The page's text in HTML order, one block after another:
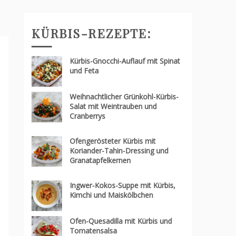
KÜRBIS-REZEPTE:
Kürbis-Gnocchi-Auflauf mit Spinat
und Feta
Weihnachtlicher Grünkohl-Kürbis-
Salat mit Weintrauben und
Cranberrys
Ofengerösteter Kürbis mit
Koriander-Tahin-Dressing und
Granatapfelkernen
Ingwer-Kokos-Suppe mit Kürbis,
Kimchi und Maiskölbchen
Ofen-Quesadilla mit Kürbis und
Tomatensalsa